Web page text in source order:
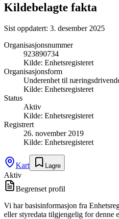
Kildebelagte fakta
Sist oppdatert: 3. desember 2025
Organisasjonsnummer
923890734
Kilde: Enhetsregisteret
Organisasjonsform
Underenhet til
Kilde: Enhetsregisteret
Status
Aktiv
Kilde: Enhetsregisteret
Registrert
26. november 2019
Kilde: Enhetsregisteret
Kart Lagre
Aktiv
Begrenset profil
Vi har basisinformasjon fra
eller styredata tilgjengelig for denne